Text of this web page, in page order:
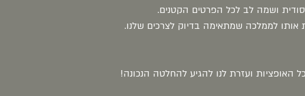
ושמה לב לכל הפרטים הקטנים.
אותו לממלכה שמתאימה בדיוק לצרכים שלנו.
ועזרת לנו להגיע להחלטה הנכונה!